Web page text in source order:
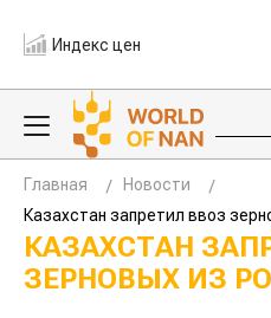
Индекс цен
Главная
Новости
Казахстан запретил ввоз
КАЗАХСТАН
ЗЕРНОВЫХ ИЗ